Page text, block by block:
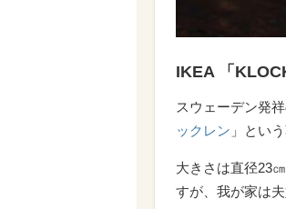
IKEA 「
スウェーデン発
ックレン 」とい
大きさは直径23
すが、我が家は